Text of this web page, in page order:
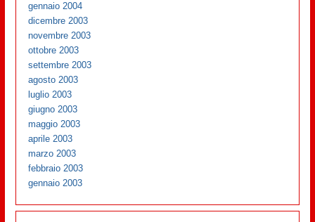
gennaio 2004
dicembre 2003
novembre 2003
ottobre 2003
settembre 2003
agosto 2003
luglio 2003
giugno 2003
maggio 2003
aprile 2003
marzo 2003
febbraio 2003
gennaio 2003